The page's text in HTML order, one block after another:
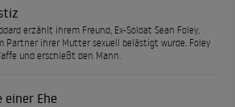
erzählt ihrem Freund, Ex-Soldat Sean Foley,
Partner ihrer Mutter sexuell belästigt wurde. Foley
und erschießt den Mann.
einer Ehe